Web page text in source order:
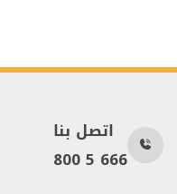
اتصل بنا
800 5 666